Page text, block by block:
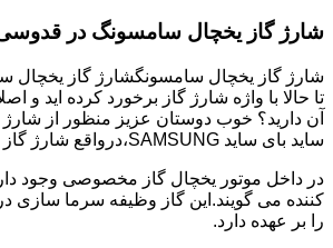
شارژ گاز یخچال سامسونگ در
شارژ گاز یخچال سامسونگشارژ گاز یخچال
تا حالا با واژه شارژ گاز برخورد کرده اید و
آن دارید؟ خوب دوستان عزیز منظور از شارژ
ساید بای ساید SAMSUNG،درواقع شارژ گاز موتور می باشد.
در داخل موتور یخچال گاز مخصوصی وجود
کننده می گویند.این گاز وظیفه سرما
را بر عهده دارد.